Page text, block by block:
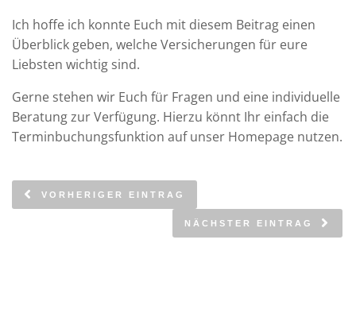
Ich hoffe ich konnte Euch mit diesem Beitrag einen
Überblick geben, welche Versicherungen für eure
Liebsten wichtig sind.
Gerne stehen wir Euch für Fragen und eine individuelle
Beratung zur Verfügung. Hierzu könnt Ihr einfach die
Terminbuchungsfunktion auf unser Homepage nutzen.
VORHERIGER EINTRAG
NÄCHSTER EINTRAG